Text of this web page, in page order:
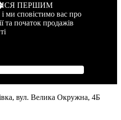
ПЕРШИМ
ми сповістимо вас про
та початок продажів
вул. Велика Окружна, 4Б